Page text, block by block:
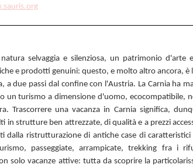
selvaggia e silenziosa, un patrimonio
e prodotti genuini: questo, e molto altro ancora, è
a due passi dal confine con l'Austria. La Carnia ha
un turismo a dimensione d'uomo, ecocompatibile,
Trascorrere una vacanza in Carnia significa,
in strutture ben attrezzate, di qualità e a prezzi
dalla ristrutturazione di antiche case di
passeggiate, arrampicate, trekking fra i
solo vacanze attive: tutta da scoprire la